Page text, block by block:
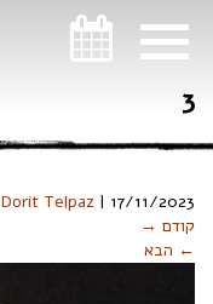
3
Dorit Telpaz | 17/11/2023
קודם →
← הבא